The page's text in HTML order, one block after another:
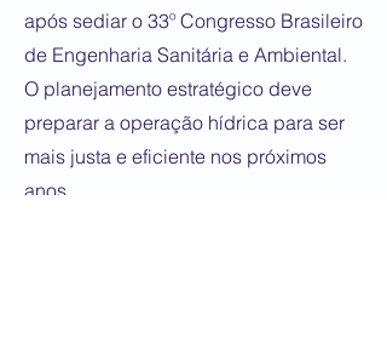
após sediar o 33º Congresso Brasileiro
de Engenharia Sanitária e Ambiental.
O planejamento estratégico deve
preparar a operação hídrica para ser
mais justa e eficiente nos próximos
anos.